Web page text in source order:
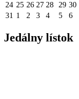
24 25 26 27 28 29 30
31 1 2 3 4 5 6
Jedálny lístok